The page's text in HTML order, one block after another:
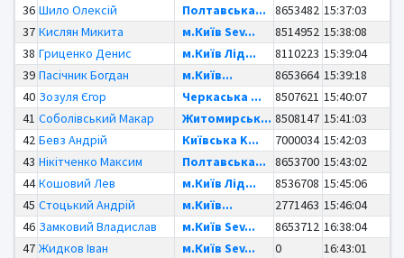
36 Шило Олексій Полтавська... 8653482 15:37:03
37 Кислян Микита м.Київ Sev... 8514952 15:38:08
38 Гриценко Денис м.Київ Лід... 8110223 15:39:04
39 Пасічник Богдан м.Київ... 8653664 15:39:18
40 Зозуля Єгор Черкаська ... 8507621 15:40:07
41 Соболівський Макар Житомирськ... 8508147 15:41:03
42 Бевз Андрій Київська K... 7000034 15:42:03
43 Нікітченко Максим Полтавська... 8653700 15:43:02
44 Кошовий Лев м.Київ Лід... 8536708 15:45:06
45 Стоцький Андрій м.Київ... 2771463 15:46:04
46 Замковий Владислав м.Київ Sev... 8653712 16:38:04
47 Жидков Іван м.Київ Sev... 0 16:43:01